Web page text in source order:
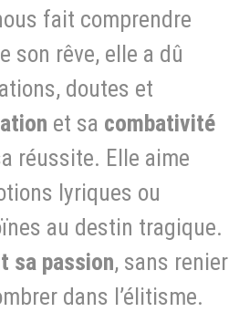
fait comprendre
son rêve, elle a dû
doutes et
et sa combativité
réussite. Elle aime
lyriques ou
au destin tragique.
sa passion, sans renier
dans l’élitisme.